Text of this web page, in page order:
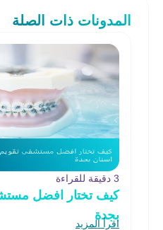
المدونات ذات الصلة
3 دقيقة للقراءة
كيف تختار افضل
بجدة
اقرأ المزيد